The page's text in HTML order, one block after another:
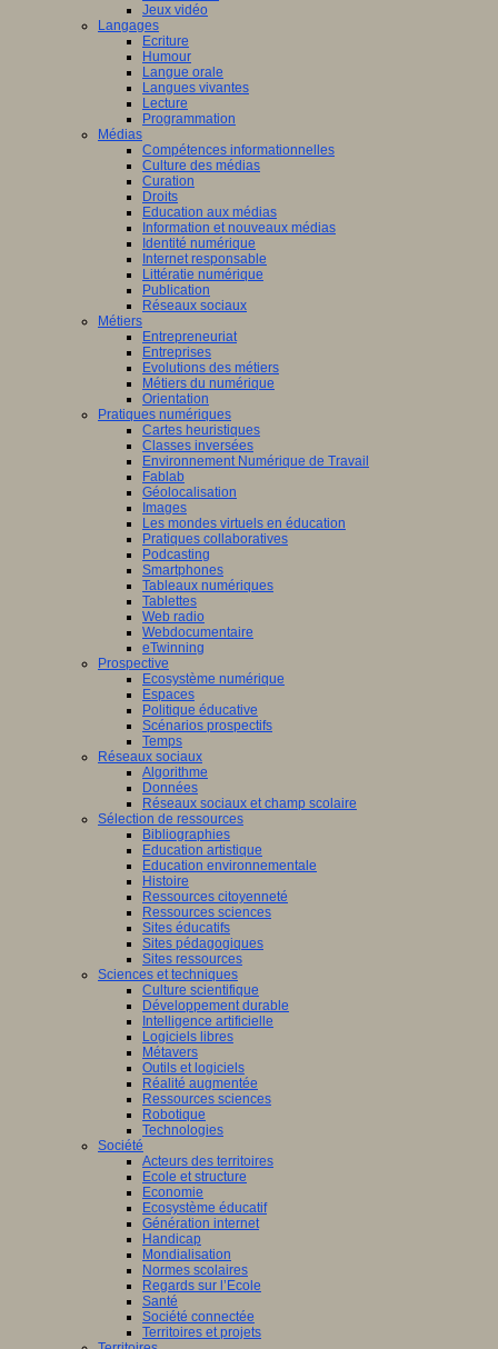
Jeux vidéo
Langages
Ecriture
Humour
Langue orale
Langues vivantes
Lecture
Programmation
Médias
Compétences informationnelles
Culture des médias
Curation
Droits
Education aux médias
Information et nouveaux médias
Identité numérique
Internet responsable
Littératie numérique
Publication
Réseaux sociaux
Métiers
Entrepreneuriat
Entreprises
Evolutions des métiers
Métiers du numérique
Orientation
Pratiques numériques
Cartes heuristiques
Classes inversées
Environnement Numérique de Travail
Fablab
Géolocalisation
Images
Les mondes virtuels en éducation
Pratiques collaboratives
Podcasting
Smartphones
Tableaux numériques
Tablettes
Web radio
Webdocumentaire
eTwinning
Prospective
Ecosystème numérique
Espaces
Politique éducative
Scénarios prospectifs
Temps
Réseaux sociaux
Algorithme
Données
Réseaux sociaux et champ scolaire
Sélection de ressources
Bibliographies
Education artistique
Education environnementale
Histoire
Ressources citoyenneté
Ressources sciences
Sites éducatifs
Sites pédagogiques
Sites ressources
Sciences et techniques
Culture scientifique
Développement durable
Intelligence artificielle
Logiciels libres
Métavers
Outils et logiciels
Réalité augmentée
Ressources sciences
Robotique
Technologies
Société
Acteurs des territoires
Ecole et structure
Economie
Ecosystème éducatif
Génération internet
Handicap
Mondialisation
Normes scolaires
Regards sur l’Ecole
Santé
Société connectée
Territoires et projets